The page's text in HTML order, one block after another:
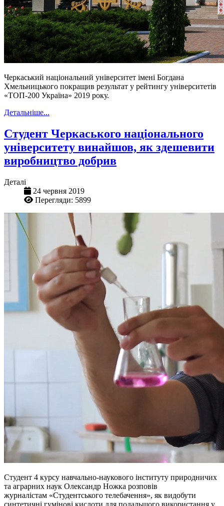
Черкаський національний університет імені Богдана
Хмельницького покращив результат у рейтингу університетів
«ТОП-200 Україна» 2019 року.
Детальніше...
Студент Черкаського національного
університету винайшов, як здешевити
виробництво добрив
Деталі
24 червня 2019
Перегляди: 5899
Студент 4 курсу навчально-наукового інституту природничих
та аграрних наук Олександр Ножка розповів
журналістам «Студентського телебачення», як видобути